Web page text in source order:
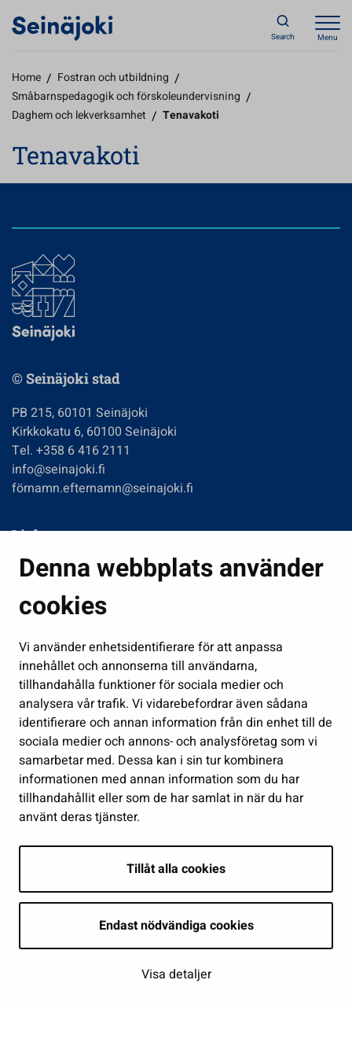
Denna webbplats använder
cookies
Vi använder enhetsidentifierare för att anpassa
innehållet och annonserna till användarna,
tillhandahålla funktioner för sociala medier och
analysera vår trafik. Vi vidarebefordrar även sådana
identifierare och annan information från din enhet till de
sociala medier och annons- och analysföretag som vi
samarbetar med. Dessa kan i sin tur kombinera
informationen med annan information som du har
tillhandahållit eller som de har samlat in när du har
använt deras tjänster.
Tillåt alla cookies
Endast nödvändiga cookies
Visa detaljer
Search Menu
Home / Fostran och utbildning /
Småbarnspedagogik och förskoleundervisning /
Daghem och lekverksamhet / Tenavakoti
Tenavakoti
© Seinäjoki stad
PB 215, 60101 Seinäjoki
Kirkkokatu 6, 60100 Seinäjoki
Tel. +358 6 416 2111
info@seinajoki.fi
förnamn.efternamn@seinajoki.fi
Links
Boende och miljö
Fostran och utbildning
Förvaltning
Jobb och företagsamhet
Delta och sköt ärenden
Show my cookie settings
Follow us
| © Seinäjoki 2026